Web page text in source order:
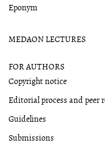
Eponym
MEDAON LECTURES
FOR AUTHORS
Copyright notice
Editorial process and peer
Guidelines
Submissions